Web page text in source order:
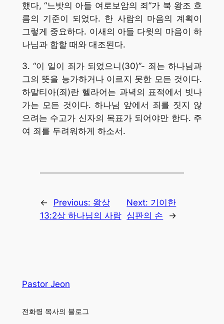
했다, “느밧의 아들 여로보암의 죄”가 북 왕조 흐
름의 기준이 되었다. 한 사람의 마음의 계획이
그렇게 중요하다. 이새의 아들 다윗의 마음이 하
나님과 합할 때와 대조된다.
3. “이 일이 죄가 되었으니(30)”- 죄는 하나님과
그의 뜻을 능가하거나 이르지 못한 모든 것이다.
하말티아(죄)란 헬라어는 과녁의 표적에서 빗나
가는 모든 것이다. 하나님 앞에서 죄를 짓지 않
으려는 수고가 신자의 목표가 되어야만 한다. 주
여 죄를 두려워하게 하소서.
← Previous: 왕상
13:2상 하나님의 사람
Next: 기이한
심판의 손
→
Pastor Jeon
전화령 목사의 블로그